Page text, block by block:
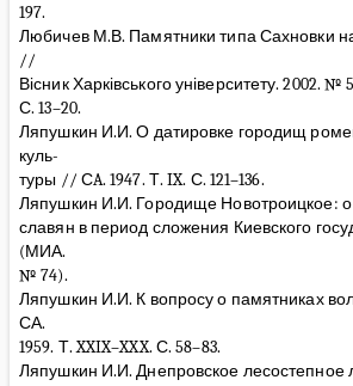
197.
Любичев М.В. Памятники типа Сахновки
//
Вісник Харківського університету. 2002. №
С. 13–20.
Ляпушкин И.И. О датировке городищ
куль-
туры // СA. 1947. Т. IX. С. 121–136.
Ляпушкин И.И. Городище Новотроицкое: о
славян в период сложения Киевского
(МИА.
№ 74).
Ляпушкин И.И. К вопросу о памятниках
СА.
1959. Т. XXIX–XXX. С. 58–83.
Ляпушкин И.И. Днепровское лесостепное